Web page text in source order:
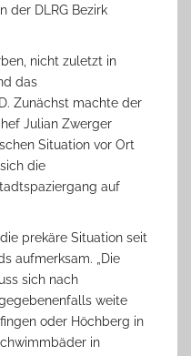
der DLRG Bezirk
nicht zuletzt in
das
Zunächst machte der
Julian Zwerger
Situation vor Ort
die
auf
prekäre Situation seit
aufmerksam. „Die
sich nach
weite
oder Höchberg in
in